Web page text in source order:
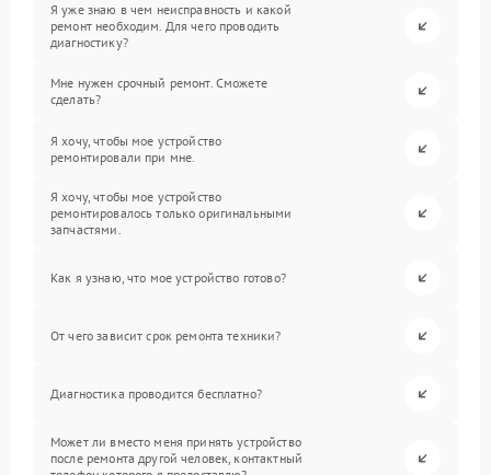
Я уже знаю в чем неисправность и какой
ремонт необходим. Для чего проводить
диагностику?
Мне нужен срочный ремонт. Сможете
сделать?
Я хочу, чтобы мое устройство
ремонтировали при мне.
Я хочу, чтобы мое устройство
ремонтировалось только оригинальными
запчастями.
Как я узнаю, что мое устройство готово?
От чего зависит срок ремонта техники?
Диагностика проводится бесплатно?
Может ли вместо меня принять устройство
после ремонта другой человек, контактный